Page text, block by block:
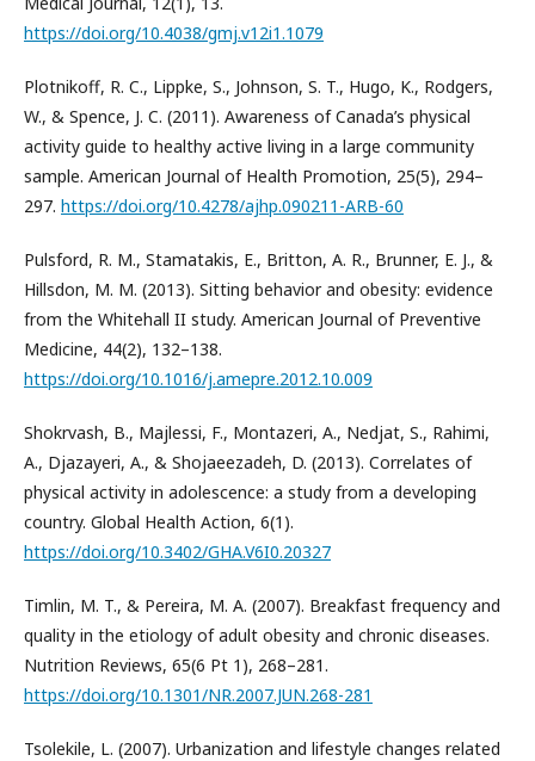
https://doi.org/10.4038/gmj.v12i1.1079
Plotnikoff, R. C., Lippke, S., Johnson, S. T., Hugo, K., Rodgers,
W., & Spence, J. C. (2011). Awareness of Canada’s physical
activity guide to healthy active living in a large community
sample. American Journal of Health Promotion, 25(5), 294–
297. https://doi.org/10.4278/ajhp.090211-ARB-60
Pulsford, R. M., Stamatakis, E., Britton, A. R., Brunner, E. J., &
Hillsdon, M. M. (2013). Sitting behavior and obesity: evidence
from the Whitehall II study. American Journal of Preventive
Medicine, 44(2), 132–138.
https://doi.org/10.1016/j.amepre.2012.10.009
Shokrvash, B., Majlessi, F., Montazeri, A., Nedjat, S., Rahimi,
A., Djazayeri, A., & Shojaeezadeh, D. (2013). Correlates of
physical activity in adolescence: a study from a developing
country. Global Health Action, 6(1).
https://doi.org/10.3402/GHA.V6I0.20327
Timlin, M. T., & Pereira, M. A. (2007). Breakfast frequency and
quality in the etiology of adult obesity and chronic diseases.
Nutrition Reviews, 65(6 Pt 1), 268–281.
https://doi.org/10.1301/NR.2007.JUN.268-281
Tsolekile, L. (2007). Urbanization and lifestyle changes related